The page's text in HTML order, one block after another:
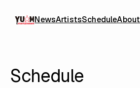
NewsArtistsScheduleAbout
Schedule